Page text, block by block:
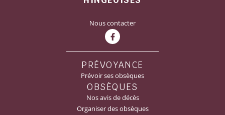
Nous contacter
PRÉVOYANCE
Prévoir ses obsèques
OBSÈQUES
Nos avis de décès
Organiser des obsèques